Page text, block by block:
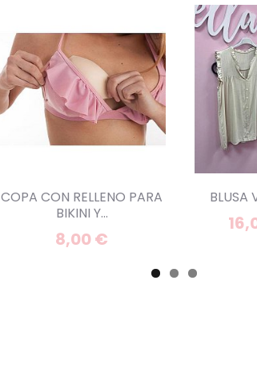
COPA CON RELLENO PARA
BIKINI Y...
8,00 €
BLUSA